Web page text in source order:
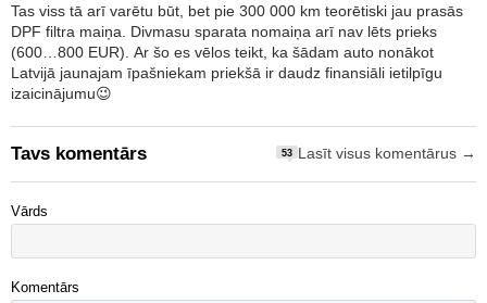
Tas viss tā arī varētu būt, bet pie 300 000 km teorētiski jau prasās
DPF filtra maiņa. Divmasu sparata nomaiņa arī nav lēts prieks
(600…800 EUR). Ar šo es vēlos teikt, ka šādam auto nonākot
Latvijā jaunajam īpašniekam priekšā ir daudz finansiāli ietilpīgu
izaicinājumu😉
Tavs komentārs 53 Lasīt visus komentārus →
Vārds
Komentārs